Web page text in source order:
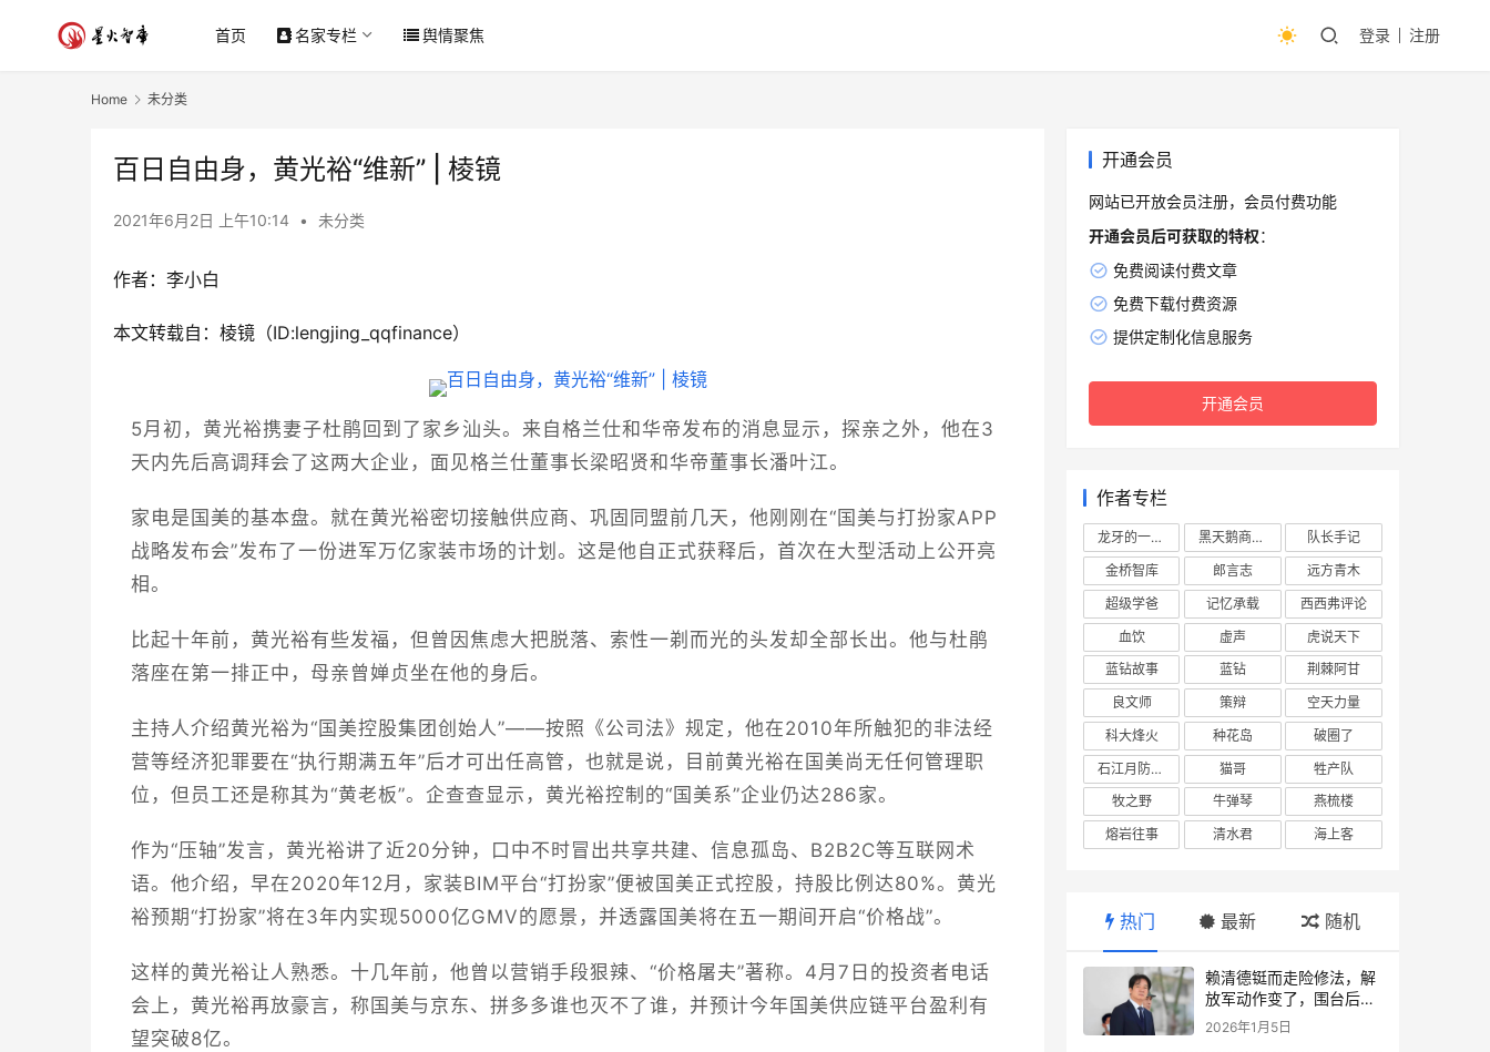
首页 名家专栏 舆情聚焦 登录 注册
Home 未分类
百日自由身，黄光裕“维新” | 棱镜
2021年6月2日 上午10:14 • 未分类
作者：李小白
本文转载自：棱镜（ID:lengjing_qqfinance）
5月初，黄光裕携妻子杜鹃回到了家乡汕头。来自格兰仕和华帝发布的消息显示，探亲之外，他在3
天内先后高调拜会了这两大企业，面见格兰仕董事长梁昭贤和华帝董事长潘叶江。
家电是国美的基本盘。就在黄光裕密切接触供应商、巩固同盟前几天，他刚刚在“国美与打扮家APP
战略发布会”发布了一份进军万亿家装市场的计划。这是他自正式获释后，首次在大型活动上公开亮
相。
比起十年前，黄光裕有些发福，但曾因焦虑大把脱落、索性一剃而光的头发却全部长出。他与杜鹃
落座在第一排正中，母亲曾婵贞坐在他的身后。
主持人介绍黄光裕为“国美控股集团创始人”——按照《公司法》规定，他在2010年所触犯的非法经
营等经济犯罪要在“执行期满五年”后才可出任高管，也就是说，目前黄光裕在国美尚无任何管理职
位，但员工还是称其为“黄老板”。企查查显示，黄光裕控制的“国美系”企业仍达286家。
作为“压轴”发言，黄光裕讲了近20分钟，口中不时冒出共享共建、信息孤岛、B2B2C等互联网术
语。他介绍，早在2020年12月，家装BIM平台“打扮家”便被国美正式控股，持股比例达80%。黄光
裕预期“打扮家”将在3年内实现5000亿GMV的愿景，并透露国美将在五一期间开启“价格战”。
这样的黄光裕让人熟悉。十几年前，他曾以营销手段狠辣、“价格屠夫”著称。4月7日的投资者电话
会上，黄光裕再放豪言，称国美与京东、拼多多谁也灭不了谁，并预计今年国美供应链平台盈利有
望突破8亿。
开通会员
网站已开放会员注册，会员付费功能
开通会员后可获取的特权：
免费阅读付费文章
免费下载付费资源
提供定制化信息服务
开通会员
作者专栏
龙牙的一座山 黑天鹅商业情报站
队长手记
金桥智库
郎言志
远方青木
超级学爸
记忆承载
西西弗评论
血饮
虚声
虎说天下
蓝钻故事
蓝钻
荆棘阿甘
良文师
策辩
空天力量
科大烽火
种花岛
破圈了
石江月防务观察
猫哥
牲产队
牧之野
牛弹琴
燕梳楼
熔岩往事
清水君 海上客
热门 最新 随机
赖清德铤而走险修法，解
放军动作变了，围台后的
“真正杀招”曝光
2026年1月5日